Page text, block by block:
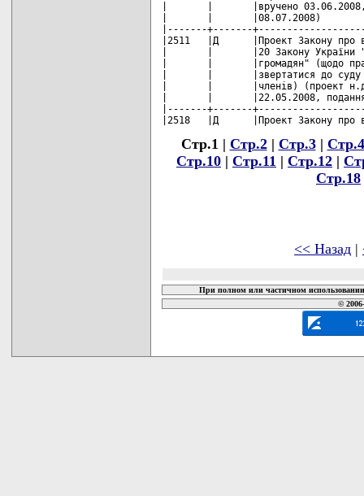
Стр.1 | Стр.2| Стр.3| Стр.4
Стр.10 | Стр.11 | Стр.12 |
Стр.18
<< Назад |
При полном или частичном
©